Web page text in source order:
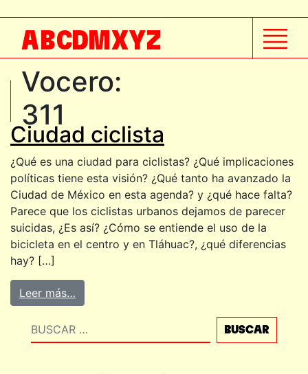
ABCDMXYZ
Vocero:
311
Ciudad ciclista
¿Qué es una ciudad para ciclistas? ¿Qué implicaciones
políticas tiene esta visión? ¿Qué tanto ha avanzado la
Ciudad de México en esta agenda? y ¿qué hace falta?
Parece que los ciclistas urbanos dejamos de parecer
suicidas, ¿Es así? ¿Cómo se entiende el uso de la
bicicleta en el centro y en Tláhuac?, ¿qué diferencias
hay? […]
Leer más…
Buscar